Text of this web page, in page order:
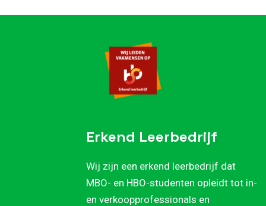
Erkend Leerbedrijf
Wij zijn een erkend leerbedrijf dat
MBO- en HBO-studenten opleidt tot in-
en verkoopprofessionals en